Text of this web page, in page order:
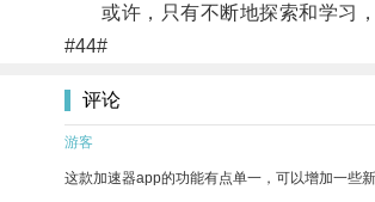
或许，只有不断地探索和学习，
#44#
评论
游客
这款加速器app的功能有点单一，可以增加一些